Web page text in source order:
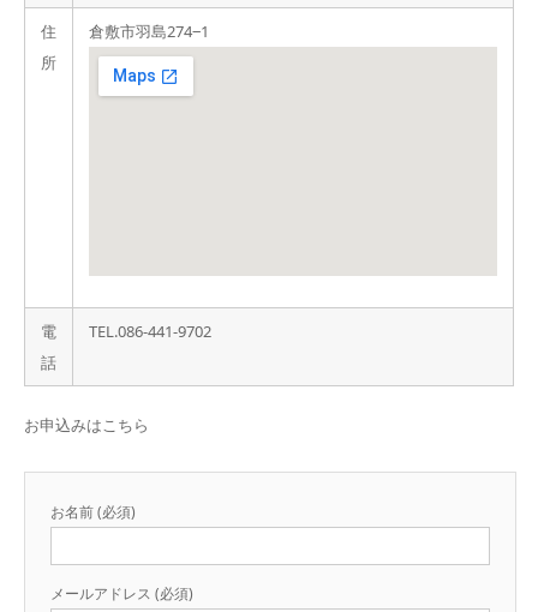
住
所
倉敷市羽島274‒1
電
話
TEL.086-441-9702
お申込みはこちら
お名前 (必須)
メールアドレス (必須)